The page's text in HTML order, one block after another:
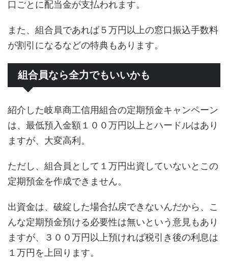
口ごとに配当金が支払われます。
また、組合員であれば５万円以上の窓口振込手数料
が割引になるなどの特典もあります。
組合員なら全力でもいいかも
紹介した岐阜商工信用組合の定期預金キャンペーン
は、最低預入金額１００万円以上とハードルはあり
ますが、大変高利。
ただし、組合員として１万円出資していないとこの
定期預金を作成できません。
出資金は、破綻した場合払戻できないんだから、こ
んな定期預金預ける必要性は無いという意見もあり
ますが、３００万円以上預ければ税引き後の利息は
１万円を上回ります。